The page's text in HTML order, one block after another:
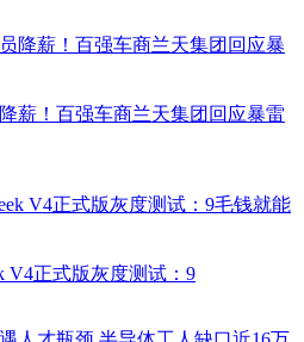
薪！百强车商兰天集团回应暴雷
V4正式版灰度测试：9